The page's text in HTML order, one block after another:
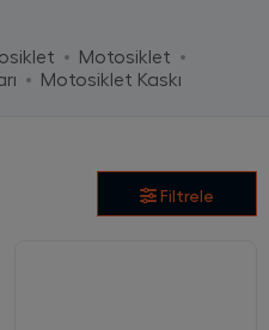
Motosiklet
Motosiklet Kaskı
Filtrele